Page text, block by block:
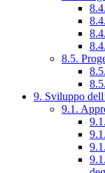
8.5.
9. Sviluppo
9.1.